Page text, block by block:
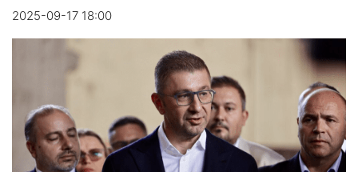
2025-09-17 18:00